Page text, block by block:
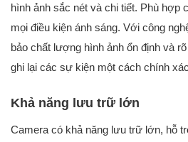
hình ảnh sắc nét và chi tiết. Phù hợp
mọi điều kiện ánh sáng. Với công
bảo chất lượng hình ảnh ổn định và
ghi lại các sự kiện một cách chính
Khả năng lưu trữ lớn
Camera có khả năng lưu trữ lớn, hỗ